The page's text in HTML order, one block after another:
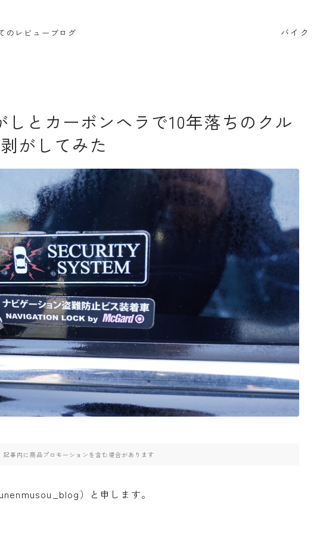
のレビューブログ バイク
BB662 DR650SE MT０７ PCX RAMMOUNT
インプレッション
ハンドルカバー バイク バイクサークル
フォルツァ ヘルメット
リアキャリア リアボックス ロングツーリング
商品レビュー 夜走り ナイトツーリング 大学生
高速道路
しとカーボンヘラで10年落ちのクル
がしてみた
記事内に商品プロモーションを含む場合があります
）と申します。